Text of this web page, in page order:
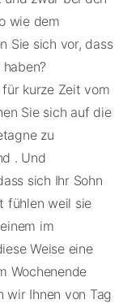
wie dem
Sie sich vor, dass
kurze Zeit vom
Sie sich auf die
zu
. Und
sich Ihr Sohn
fühlen weil sie
im
Weise eine
Wochenende
wir Ihnen von Tag